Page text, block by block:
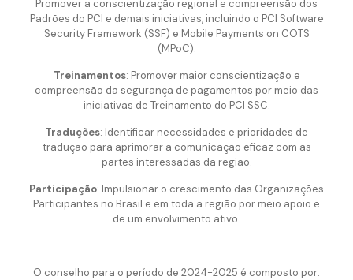
Promover a conscientização regional e compreensão dos
Padrões do PCI e demais iniciativas, incluindo o PCI Software
Security Framework (SSF) e Mobile Payments on COTS
(MPoC).
Treinamentos: Promover maior conscientização e
compreensão da segurança de pagamentos por meio das
iniciativas de Treinamento do PCI SSC.
Traduções: Identificar necessidades e prioridades de
tradução para aprimorar a comunicação eficaz com as
partes interessadas da região.
Participação: Impulsionar o crescimento das Organizações
Participantes no Brasil e em toda a região por meio apoio e
de um envolvimento ativo.
O conselho para o período de 2024-2025 é composto por: